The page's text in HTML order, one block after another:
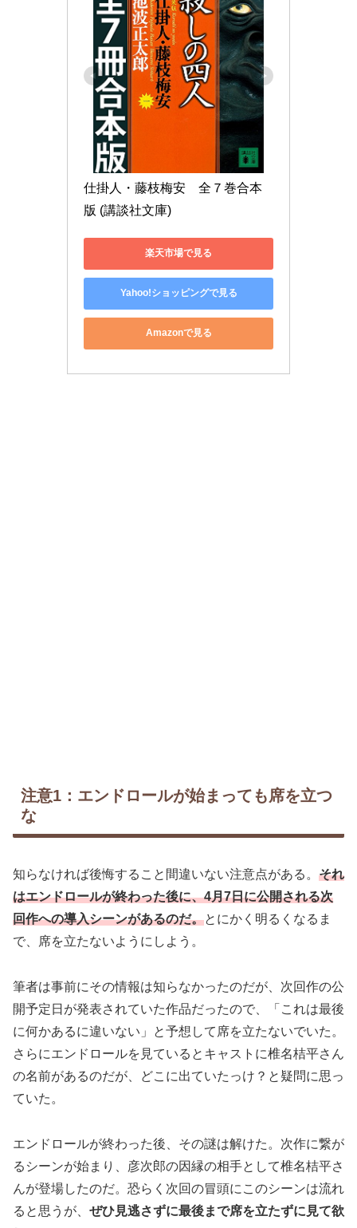
仕掛人・藤枝梅安　全７巻合本
版 (講談社文庫)
楽天市場で見る
Yahoo!ショッピングで見る
Amazonで見る
注意1：エンドロールが始まっても席を立つ
な
知らなければ後悔すること間違いない注意点がある。 それ
はエンドロールが終わった後に、4月7日に公開される次
回作への導入シーンがあるのだ。とにかく明るくなるま
で、席を立たないようにしよう。
筆者は事前にその情報は知らなかったのだが、次回作の公
開予定日が発表されていた作品だったので、「これは最後
に何かあるに違いない」と予想して席を立たないでいた。
さらにエンドロールを見ているとキャストに椎名桔平さん
の名前があるのだが、どこに出ていたっけ？と疑問に思っ
ていた。
エンドロールが終わった後、その謎は解けた。次作に繋が
るシーンが始まり、彦次郎の因縁の相手として椎名桔平さ
んが登場したのだ。恐らく次回の冒頭にこのシーンは流れ
ると思うが、 ぜひ見逃さずに最後まで席を立たずに見て欲